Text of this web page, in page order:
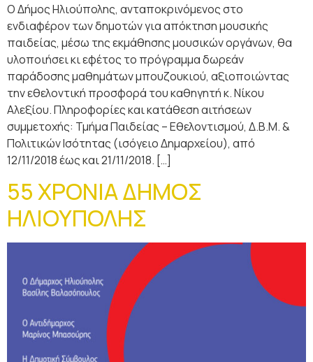
Ο Δήμος Ηλιούπολης, ανταποκρινόμενος στο
ενδιαφέρον των δημοτών για απόκτηση μουσικής
παιδείας, μέσω της εκμάθησης μουσικών οργάνων, θα
υλοποιήσει κι εφέτος το πρόγραμμα δωρεάν
παράδοσης μαθημάτων μπουζουκιού, αξιοποιώντας
την εθελοντική προσφορά του καθηγητή κ. Νίκου
Αλεξίου. Πληροφορίες και κατάθεση αιτήσεων
συμμετοχής: Τμήμα Παιδείας – Εθελοντισμού, Δ.Β.Μ. &
Πολιτικών Ισότητας (ισόγειο Δημαρχείου), από
12/11/2018 έως και 21/11/2018. […]
55 ΧΡΟΝΙΑ ΔΗΜΟΣ
ΗΛΙΟΥΠΟΛΗΣ